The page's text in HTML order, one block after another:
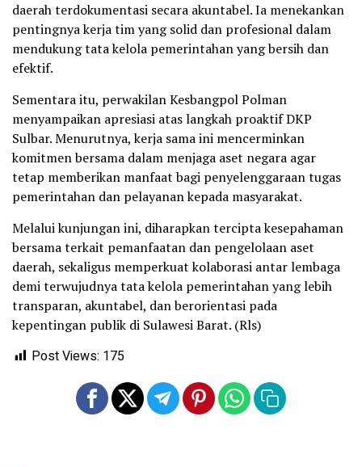
daerah terdokumentasi secara akuntabel. Ia menekankan
pentingnya kerja tim yang solid dan profesional dalam
mendukung tata kelola pemerintahan yang bersih dan
efektif.
Sementara itu, perwakilan Kesbangpol Polman
menyampaikan apresiasi atas langkah proaktif DKP
Sulbar. Menurutnya, kerja sama ini mencerminkan
komitmen bersama dalam menjaga aset negara agar
tetap memberikan manfaat bagi penyelenggaraan tugas
pemerintahan dan pelayanan kepada masyarakat.
Melalui kunjungan ini, diharapkan tercipta kesepahaman
bersama terkait pemanfaatan dan pengelolaan aset
daerah, sekaligus memperkuat kolaborasi antar lembaga
demi terwujudnya tata kelola pemerintahan yang lebih
transparan, akuntabel, dan berorientasi pada
kepentingan publik di Sulawesi Barat. (Rls)
Post Views: 175